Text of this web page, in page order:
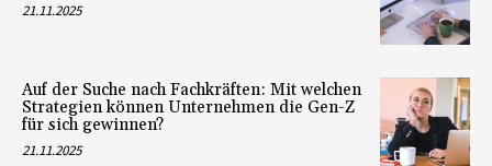
21.11.2025
Auf der Suche nach Fachkräften: Mit welchen
Strategien können Unternehmen die Gen-Z
für sich gewinnen?
21.11.2025